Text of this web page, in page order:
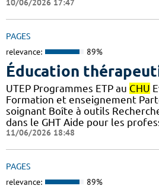
10/06/2026 17:47
PAGES
relevance: 89%
Éducation
UTEP Programmes ETP au CHU
Formation et enseignement
soignant Boîte à outils
dans le GHT Aide pour les
11/06/2026 18:48
PAGES
relevance: 89%